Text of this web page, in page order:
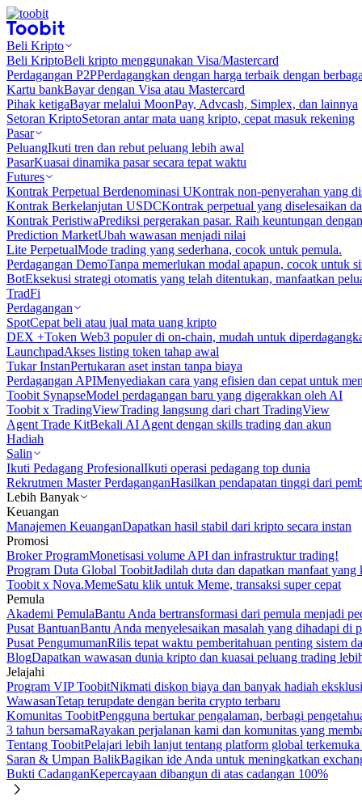
Beli Kripto
Beli KriptoBeli kripto menggunakan Visa/Mastercard
Perdagangan P2PPerdagangkan dengan harga terbaik dengan
Kartu bankBayar dengan Visa atau Mastercard
Pihak ketigaBayar melalui MoonPay, Advcash, Simplex, dan lainnya
Setoran KriptoSetoran antar mata uang kripto, cepat masuk rekening
Pasar
PeluangIkuti tren dan rebut peluang lebih awal
PasarKuasai dinamika pasar secara tepat waktu
Futures
Kontrak Perpetual Berdenominasi UKontrak non-penyerahan yang
Kontrak Berkelanjutan USDCKontrak perpetual yang diselesaikan
Kontrak PeristiwaPrediksi pergerakan pasar. Raih keuntungan
Prediction MarketUbah wawasan menjadi nilai
Lite PerpetualMode trading yang sederhana, cocok untuk pemula.
Perdagangan DemoTanpa memerlukan modal apapun, cocok untuk
BotEksekusi strategi otomatis yang telah ditentukan, manfaatkan
TradFi
Perdagangan
SpotCepat beli atau jual mata uang kripto
DEX +Token Web3 populer di on-chain, mudah untuk
LaunchpadAkses listing token tahap awal
Tukar InstanPertukaran aset instan tanpa biaya
Perdagangan APIMenyediakan cara yang efisien dan cepat untuk
Toobit SynapseModel perdagangan baru yang digerakkan oleh AI
Toobit x TradingViewTrading langsung dari chart TradingView
Agent Trade KitBekali AI Agent dengan skills trading dan akun
Hadiah
Salin
Ikuti Pedagang ProfesionalIkuti operasi pedagang top dunia
Rekrutmen Master PerdaganganHasilkan pendapatan tinggi dari
Lebih Banyak
Keuangan
Manajemen KeuanganDapatkan hasil stabil dari kripto secara instan
Promosi
Broker ProgramMonetisasi volume API dan infrastruktur trading!
Program Duta Global ToobitJadilah duta dan dapatkan manfaat
Toobit x Nova.MemeSatu klik untuk Meme, transaksi super cepat
Pemula
Akademi PemulaBantu Anda bertransformasi dari pemula menjadi
Pusat BantuanBantu Anda menyelesaikan masalah yang dihadapi di
Pusat PengumumanRilis tepat waktu pemberitahuan penting sistem
BlogDapatkan wawasan dunia kripto dan kuasai peluang trading
Jelajahi
Program VIP ToobitNikmati diskon biaya dan banyak hadiah
WawasanTetap terupdate dengan berita crypto terbaru
Komunitas ToobitPengguna bertukar pengalaman, berbagi
3 tahun bersamaRayakan perjalanan kami dan komunitas yang
Tentang ToobitPelajari lebih lanjut tentang platform global
Saran & Umpan BalikBagikan ide Anda untuk meningkatkan
Bukti CadanganKepercayaan dibangun di atas cadangan 100%